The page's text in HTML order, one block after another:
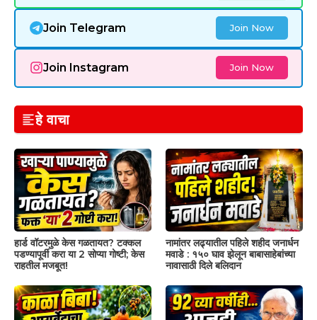
Join Telegram Join Now
Join Instagram Join Now
हे वाचा
हार्ड वॉटरमुळे केस गळतायत? टक्कल
पडण्यापूर्वी करा या 2 सोप्या गोष्टी; केस
राहतील मजबूत!
नामांतर लढ्यातील पहिले शहीद जनार्धन
मवाडे : १५० घाव झेलून बाबासाहेबांच्या
नावासाठी दिले बलिदान